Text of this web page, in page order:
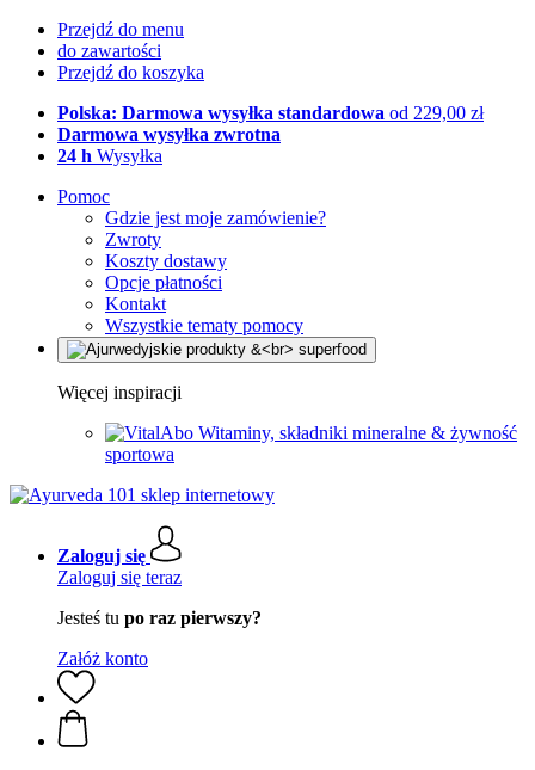
Przejdź do menu
do zawartości
Przejdź do koszyka
Polska: Darmowa wysyłka standardowa od 229,00 zł
Darmowa wysyłka zwrotna
24 h Wysyłka
Pomoc
Gdzie jest moje zamówienie?
Zwroty
Koszty dostawy
Opcje płatności
Kontakt
Wszystkie tematy pomocy
Więcej inspiracji
Witaminy, składniki mineralne & żywność
sportowa
Zaloguj się
Zaloguj się teraz
Jesteś tu po raz pierwszy?
Załóż konto